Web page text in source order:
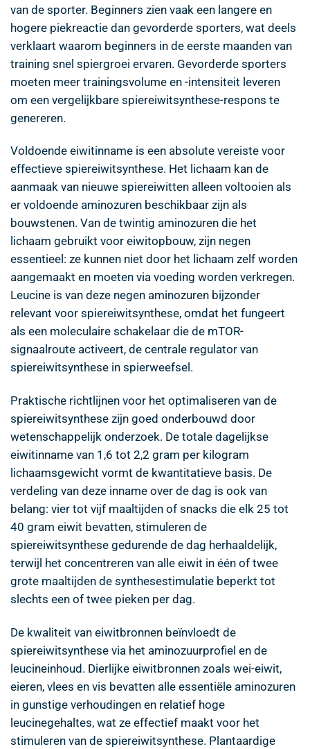
van de sporter. Beginners zien vaak een langere en
hogere piekreactie dan gevorderde sporters, wat deels
verklaart waarom beginners in de eerste maanden van
training snel spiergroei ervaren. Gevorderde sporters
moeten meer trainingsvolume en -intensiteit leveren
om een vergelijkbare spiereiwitsynthese-respons te
genereren.
Voldoende eiwitinname is een absolute vereiste voor
effectieve spiereiwitsynthese. Het lichaam kan de
aanmaak van nieuwe spiereiwitten alleen voltooien als
er voldoende aminozuren beschikbaar zijn als
bouwstenen. Van de twintig aminozuren die het
lichaam gebruikt voor eiwitopbouw, zijn negen
essentieel: ze kunnen niet door het lichaam zelf worden
aangemaakt en moeten via voeding worden verkregen.
Leucine is van deze negen aminozuren bijzonder
relevant voor spiereiwitsynthese, omdat het fungeert
als een moleculaire schakelaar die de mTOR-
signaalroute activeert, de centrale regulator van
spiereiwitsynthese in spierweefsel.
Praktische richtlijnen voor het optimaliseren van de
spiereiwitsynthese zijn goed onderbouwd door
wetenschappelijk onderzoek. De totale dagelijkse
eiwitinname van 1,6 tot 2,2 gram per kilogram
lichaamsgewicht vormt de kwantitatieve basis. De
verdeling van deze inname over de dag is ook van
belang: vier tot vijf maaltijden of snacks die elk 25 tot
40 gram eiwit bevatten, stimuleren de
spiereiwitsynthese gedurende de dag herhaaldelijk,
terwijl het concentreren van alle eiwit in één of twee
grote maaltijden de synthesestimulatie beperkt tot
slechts een of twee pieken per dag.
De kwaliteit van eiwitbronnen beïnvloedt de
spiereiwitsynthese via het aminozuurprofiel en de
leucineinhoud. Dierlijke eiwitbronnen zoals wei-eiwit,
eieren, vlees en vis bevatten alle essentiële aminozuren
in gunstige verhoudingen en relatief hoge
leucinegehaltes, wat ze effectief maakt voor het
stimuleren van de spiereiwitsynthese. Plantaardige